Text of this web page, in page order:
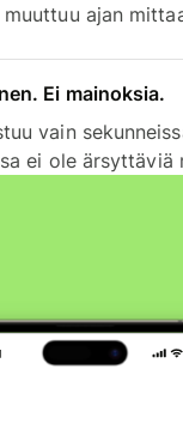
ajan
Ei mainoksia.
vain
ei ole ärsyttäviä